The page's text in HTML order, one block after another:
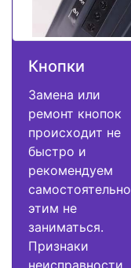
Кнопки
Замена или
ремонт кнопок
происходит не
быстро и
рекомендуем
самостоятельно
этим не
заниматься.
Признаки